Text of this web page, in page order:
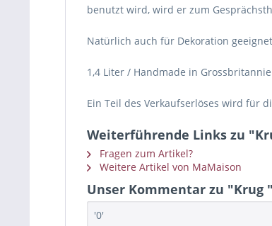
benutzt wird, wird er zum
Natürlich auch für Dekoration geeignet
1,4 Liter / Handmade in
Ein Teil des Verkaufserlöses wird für
Weiterführende Links zu
Fragen zum Artikel?
Weitere Artikel von MaMaison
Unser Kommentar zu "Krug
'0'